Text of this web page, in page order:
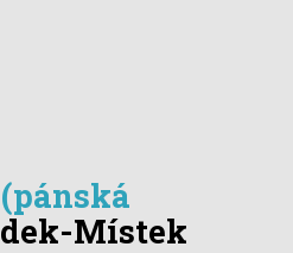
Místek